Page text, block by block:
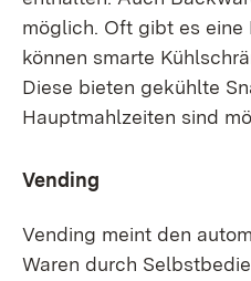
möglich. Oft gibt es
können smarte
Diese bieten gekühlte
Hauptmahlzeiten sind
Vending
Vending meint den
Waren durch